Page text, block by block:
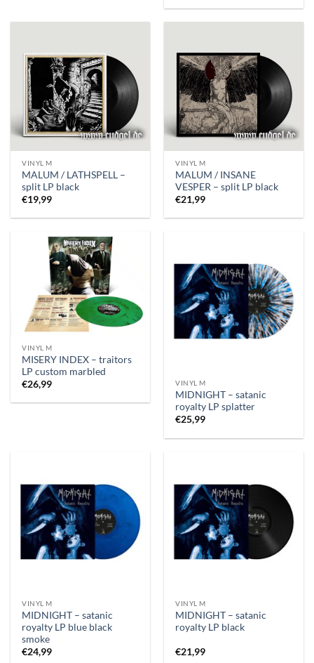
VINYL M
MALUM / LATHSPELL –
split LP black
€19,99
VINYL M
MALUM / INSANE
VESPER – split LP black
€21,99
VINYL M
MISERY INDEX – traitors
LP custom marbled
€26,99 VINYL M
MIDNIGHT – satanic
royalty LP splatter
€25,99
VINYL M
MIDNIGHT – satanic
royalty LP blue black
smoke
€24,99
VINYL M
MIDNIGHT – satanic
royalty LP black
€21,99